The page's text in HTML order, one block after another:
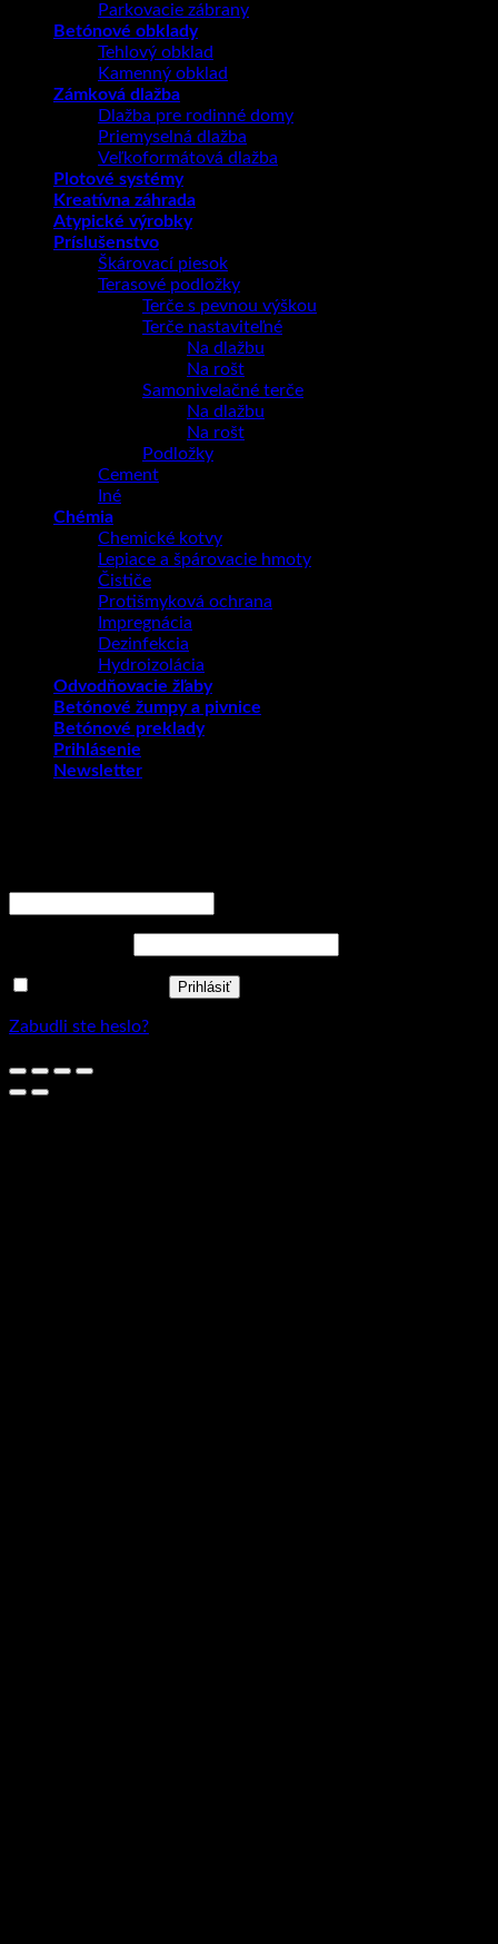
Parkovacie zábrany
Betónové obklady
Tehlový obklad
Kamenný obklad
Zámková dlažba
Dlažba pre rodinné domy
Priemyselná dlažba
Veľkoformátová dlažba
Plotové systémy
Kreatívna záhrada
Atypické výrobky
Príslušenstvo
Škárovací piesok
Terasové podložky
Terče s pevnou výškou
Terče nastaviteľné
Na dlažbu
Na rošt
Samonivelačné terče
Na dlažbu
Na rošt
Podložky
Cement
Iné
Chémia
Chemické kotvy
Lepiace a špárovacie hmoty
Čističe
Protišmyková ochrana
Impregnácia
Dezinfekcia
Hydroizolácia
Odvodňovacie žľaby
Betónové žumpy a pivnice
Betónové preklady
Prihlásenie
Newsletter
Prihlásiť
Zabudli ste heslo?